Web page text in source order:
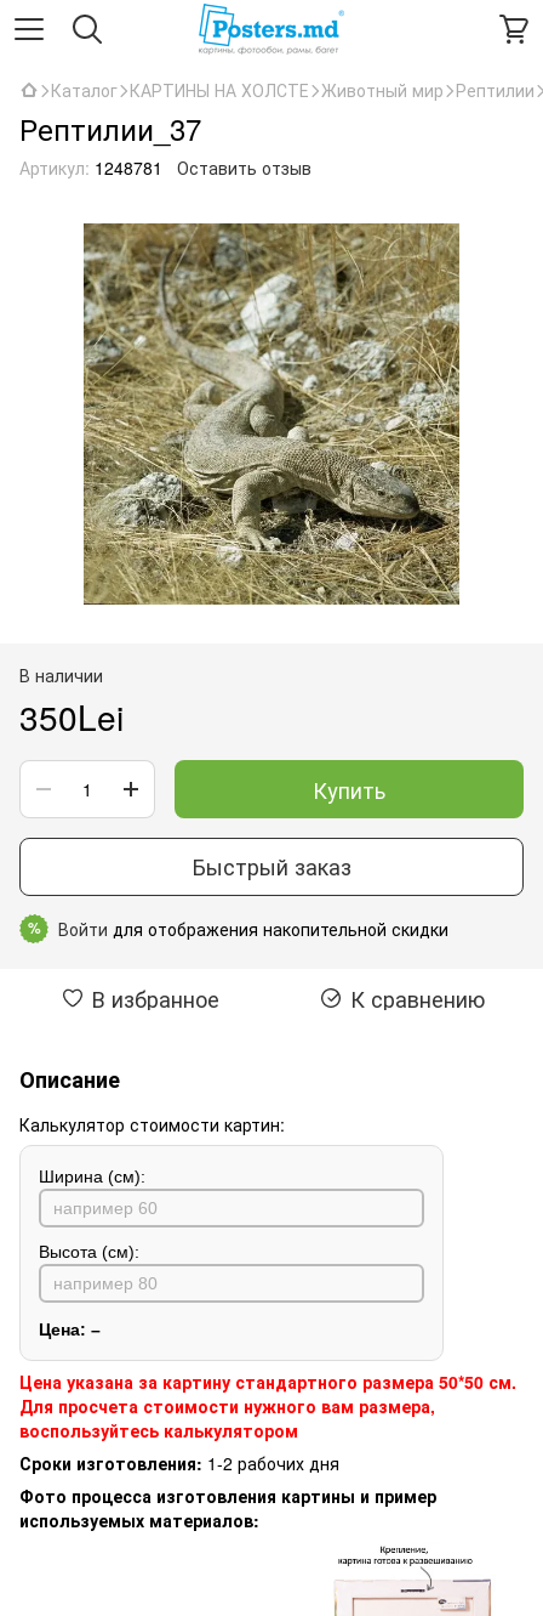
Каталог КАРТИНЫ НА ХОЛСТЕ Животный мир Рептилии
Рептилии_37
Артикул: 1248781 Оставить отзыв
В наличии
350Lei
Купить
Быстрый заказ
% Войти для отображения накопительной скидки
В избранное К сравнению
Описание
Калькулятор стоимости картин:
Ширина (см):
Высота (см):
Цена: –
Цена указана за картину стандартного размера 50*50 см.
Для просчета стоимости нужного вам размера,
воспользуйтесь калькулятором
Сроки изготовления: 1-2 рабочих дня
Фото процесса изготовления картины и пример
используемых материалов: